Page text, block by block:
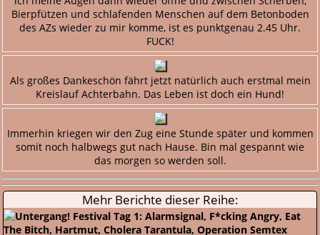
Bierpfützen und schlafenden Menschen auf dem Betonboden
des AZs wieder zu mir komme, ist es punktgenau 2.45 Uhr.
FUCK!
Als großes Dankeschön fährt jetzt natürlich auch erstmal mein
Kreislauf Achterbahn. Das Leben ist doch ein Hund!
Immerhin kriegen wir den Zug eine Stunde später und kommen
somit noch halbwegs gut nach Hause. Bin mal gespannt wie
das morgen so werden soll.
Mehr Berichte dieser Reihe: